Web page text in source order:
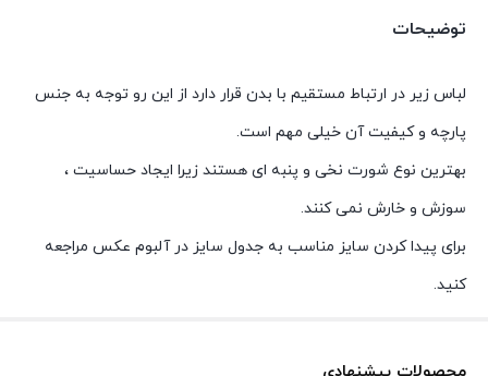
توضیحات
لباس زیر در ارتباط مستقیم با بدن قرار دارد از این رو توجه به جنس
پارچه و کیفیت آن خیلی مهم است.
بهترین نوع شورت نخی و پنبه ای هستند زیرا ایجاد حساسیت ،
سوزش و خارش نمی کنند.
برای پیدا کردن سایز مناسب به جدول سایز در آلبوم عکس مراجعه
کنید.